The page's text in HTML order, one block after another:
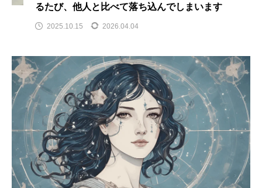
るたび、他人と比べて落ち込んでしまいます
2025.10.15 2026.04.04